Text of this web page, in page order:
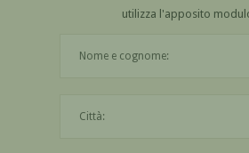
utilizza l'apposito